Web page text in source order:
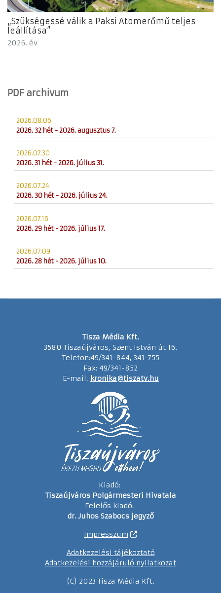
„Szükségessé válik a Paksi Atomerőmű teljes
leállítása”
2026. év
PDF archivum
2026.08.06
2026. 32 hét - 2026. augusztus 7.
2026.07.30
2026. 31 hét - 2026. július 31.
2026.07.24
2026. 30 hét - 2026. július 24.
2026.07.16
2026. 29 hét - 2026. július 17.
2026.07.09
2026. 28 hét - 2026. július 10.
Tisza Média Kft.
3580 Tiszaújváros, Szent István út 16.
Telefon:49/341-844, 341-755
Fax: 49/341-852
E-mail: kronika@tiszatv.hu
Kiadó:
Tiszaújváros Polgármesteri Hivatala
Felelős kiadó:
dr. Juhos Szabocs jegyző
Impresszum
Adatkezelési tájékoztató
Adatkezelési hozzájáruló nyilatkozat
(C) 2023 Tisza Média Kft.